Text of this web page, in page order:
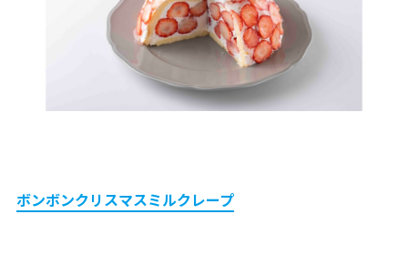
ボンボンクリスマスミルクレープ